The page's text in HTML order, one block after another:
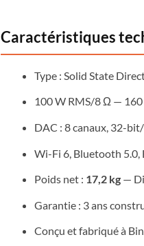
Caractéristiques
Type : Solid State
100 W RMS/8 Ω —
DAC : 8 canaux, 32-
Wi-Fi 6, Bluetooth 5.0,
Poids net : 17,2 kg—
Garantie : 3 ans
Conçu et fabriqué à